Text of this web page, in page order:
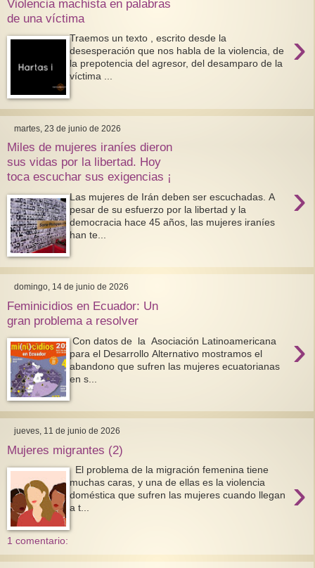
Violencia machista en palabras
de una víctima
›
Traemos un texto , escrito desde la
desesperación que nos habla de la violencia, de
la prepotencia del agresor, del desamparo de la
víctima ...
martes, 23 de junio de 2026
Miles de mujeres iraníes dieron
sus vidas por la libertad. Hoy
toca escuchar sus exigencias ¡
›
Las mujeres de Irán deben ser escuchadas. A
pesar de su esfuerzo por la libertad y la
democracia hace 45 años, las mujeres iraníes
han te...
domingo, 14 de junio de 2026
Feminicidios en Ecuador: Un
gran problema a resolver
›
Con datos de la Asociación Latinoamericana
para el Desarrollo Alternativo mostramos el
abandono que sufren las mujeres ecuatorianas
en s...
jueves, 11 de junio de 2026
Mujeres migrantes (2)
›
El problema de la migración femenina tiene
muchas caras, y una de ellas es la violencia
doméstica que sufren las mujeres cuando llegan
a t...
1 comentario: